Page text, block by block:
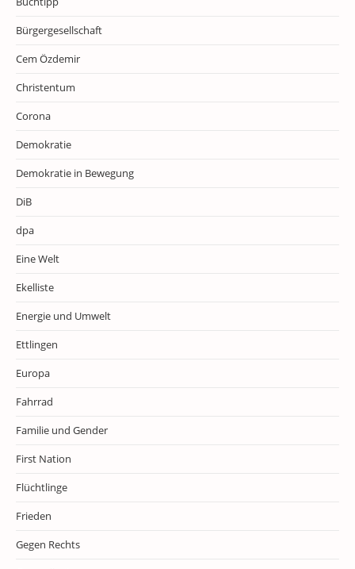
Bürgergesellschaft
Cem Özdemir
Christentum
Corona
Demokratie
Demokratie in Bewegung
DiB
dpa
Eine Welt
Ekelliste
Energie und Umwelt
Ettlingen
Europa
Fahrrad
Familie und Gender
First Nation
Flüchtlinge
Frieden
Gegen Rechts